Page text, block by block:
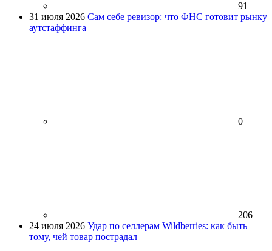
91
31 июля 2026 Сам себе ревизор: что ФНС готовит рынку
аутстаффинга
0
206
24 июля 2026 Удар по селлерам Wildberries: как быть
тому, чей товар пострадал